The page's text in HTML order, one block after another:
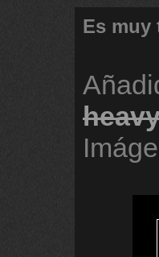
Es muy